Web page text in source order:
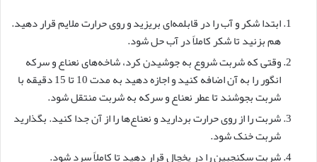
ابتدا شکر و آب را در قابلمه‌ای بریزید و روی حرارت ملایم قرار دهید.
هم بزنید تا شکر کاملاً در آب حل شود.
وقتی که شربت شروع به جوشیدن کرد، شاخه‌های نعناع و سرکه
انگور را به آن اضافه کنید و اجازه دهید به مدت 10 تا 15 دقیقه با
شربت بجوشند تا عطر نعناع و سرکه به شربت منتقل شود.
شربت را از روی حرارت بردارید و نعناع‌ها را از آن جدا کنید. بگذارید
شربت خنک شود.
شربت سکنجبین را در یخچال قرار دهید تا کاملاً سرد شود.